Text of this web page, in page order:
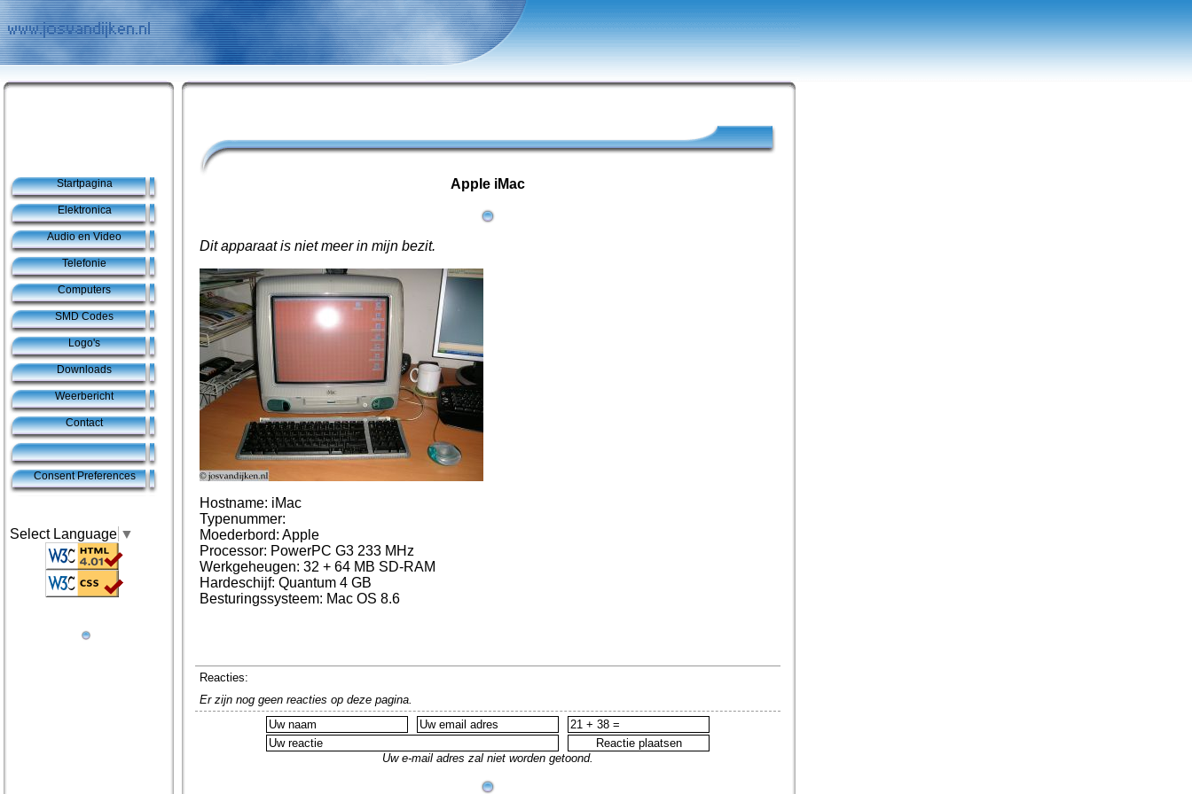
Startpagina
Elektronica
Audio en Video
Telefonie
Computers
SMD Codes
Logo's
Downloads
Weerbericht
Contact
Consent Preferences
Select Language ▼
Apple iMac
Dit apparaat is niet meer in mijn bezit.
Hostname: iMac
Typenummer:
Moederbord: Apple
Processor: PowerPC G3 233 MHz
Werkgeheugen: 32 + 64 MB SD-RAM
Hardeschijf: Quantum 4 GB
Besturingssysteem: Mac OS 8.6
Reacties:
Er zijn nog geen reacties op deze pagina.
Uw e-mail adres zal niet worden getoond.